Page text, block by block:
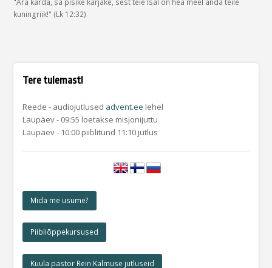
kuningriik!" (Lk 12:32)
Tere tulemast!
Reede - audiojutlused advent.ee lehel
Laupäev - 09:55 loetakse misjonijuttu
Laupäev - 10:00 piiblitund 11:10 jutlus
Mida me usume?
Piibliõppekursused
Kuula pastor Rein Kalmuse jutluseid